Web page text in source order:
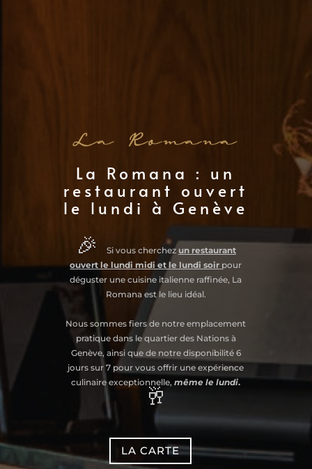
La Romana : un
restaurant ouvert
le lundi à Genève
🎉 Si vous cherchez un restaurant
ouvert le lundi midi et le lundi soir pour
déguster une cuisine italienne raffinée, La
Romana est le lieu idéal.
Nous sommes fiers de notre emplacement
pratique dans le quartier des Nations à
Genève, ainsi que de notre disponibilité 6
jours sur 7 pour vous offrir une expérience
culinaire exceptionnelle,même le lundi.
🥂
LA CARTE